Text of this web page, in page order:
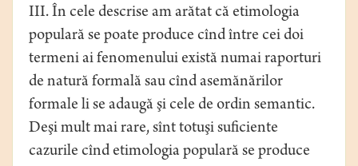
III. În cele descrise am arătat că etimologia
populară se poate produce cînd între cei doi
termeni ai fenomenului există numai raporturi
de natură formală sau cînd asemănărilor
formale li se adaugă şi cele de ordin semantic.
Deşi mult mai rare, sînt totuşi suficiente
cazurile cînd etimologia populară se produce